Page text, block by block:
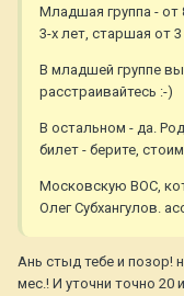
Младшая группа - от
3-х лет, старшая от
В младшей группе
расстраивайтесь :-)
В остальном - да.
билет - берите,
Московскую ВОС,
Олег Субхангулов.
Ань стыд тебе и позор!
мес.! И уточни точно 20